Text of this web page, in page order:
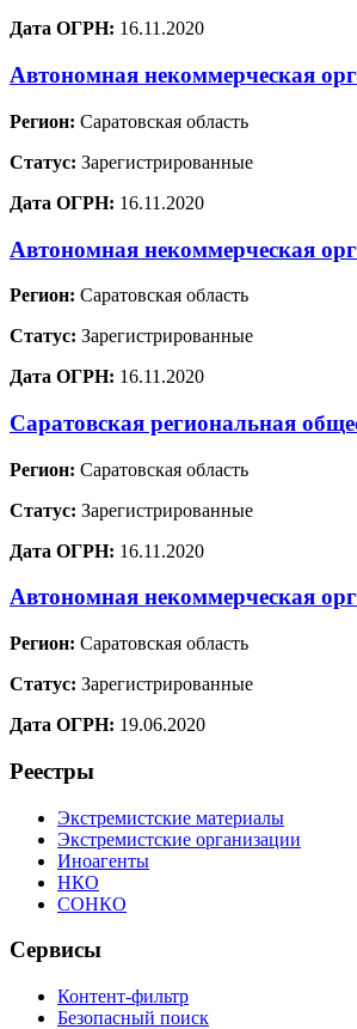
Дата ОГРН: 16.11.2020
Автономная некоммерческая
Регион: Саратовская область
Статус: Зарегистрированные
Дата ОГРН: 16.11.2020
Автономная некоммерческая
Регион: Саратовская область
Статус: Зарегистрированные
Дата ОГРН: 16.11.2020
Саратовская региональная
Регион: Саратовская область
Статус: Зарегистрированные
Дата ОГРН: 16.11.2020
Автономная некоммерческая
Регион: Саратовская область
Статус: Зарегистрированные
Дата ОГРН: 19.06.2020
Реестры
Экстремистские материалы
Экстремистские организации
Иноагенты
НКО
СОНКО
Сервисы
Контент-фильтр
Безопасный поиск